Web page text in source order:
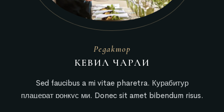
Редактор
КЕВИЛ ЧАРЛИ
Sed faucibus a mi vitae pharetra. Курабитур
плацерат ронкус ми. Donec sit amet bibendum risus.